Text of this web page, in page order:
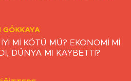
GÖKKAYA
Mİ KÖTÜ MÜ? EKONOMİ Mİ
DÜNYA MI KAYBETTİ?